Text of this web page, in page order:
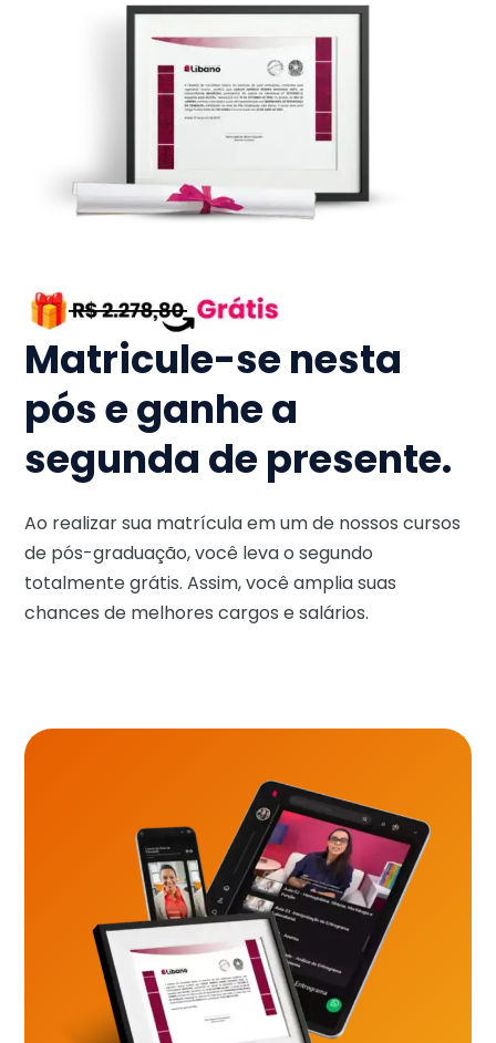
Matricule-se nesta
pós e ganhe a
segunda de presente.
Ao realizar sua matrícula em um de nossos cursos
de pós-graduação, você leva o segundo
totalmente grátis. Assim, você amplia suas
chances de melhores cargos e salários.